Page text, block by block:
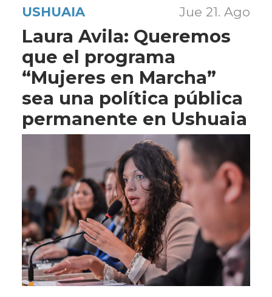
USHUAIA Jue 21. Ago
Laura Avila: Queremos
que el programa
“Mujeres en Marcha”
sea una política pública
permanente en Ushuaia